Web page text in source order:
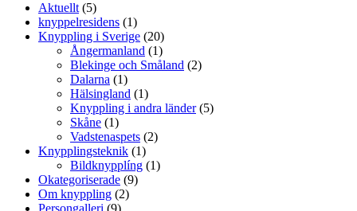
Aktuellt (5)
knyppelresidens (1)
Knyppling i Sverige (20)
Ångermanland (1)
Blekinge och Småland (2)
Dalarna (1)
Hälsingland (1)
Knyppling i andra länder(5)
Skåne (1)
Vadstenaspets (2)
Knypplingsteknik (1)
Bildknypplíng (1)
Okategoriserade (9)
Om knyppling (2)
Persongalleri (9)